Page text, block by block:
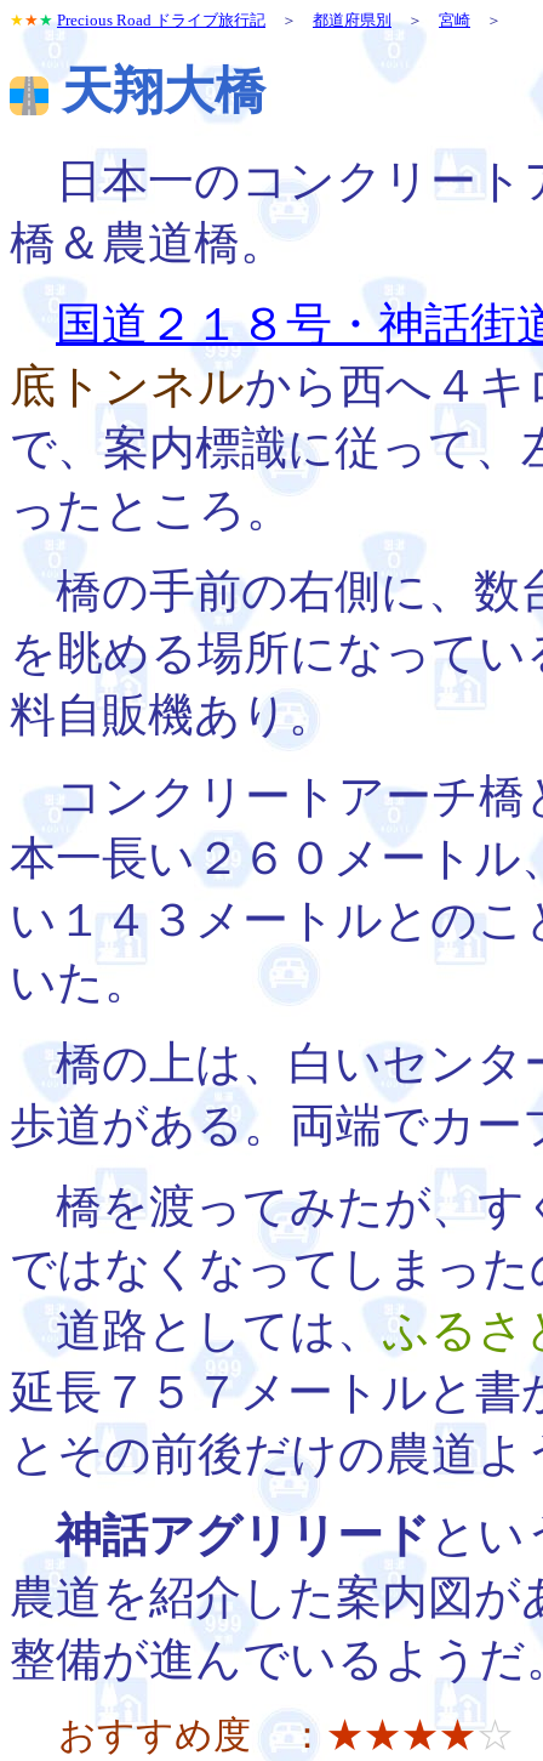
★★★ Precious Road ドライブ旅行記 ＞ 都道府県別＞ 宮崎 ＞
天翔大橋
日本一のコンクリート
橋＆農道橋。
国道２１８号・神話街
底トンネルから西へ４キ
で、案内標識に従って、
ったところ。
橋の手前の右側に、数
を眺める場所になって
料自販機あり。
コンクリートアーチ橋
本一長い２６０メートル
い１４３メートルとの
いた。
橋の上は、白いセンタ
歩道がある。両端でカー
橋を渡ってみたが、す
ではなくなってしまっ
道路としては、ふる
延長７５７メートルと
とその前後だけの農道よ
神話アグリリード とい
農道を紹介した案内図
整備が進んでいるようだ
おすすめ度 ： ★★★★☆